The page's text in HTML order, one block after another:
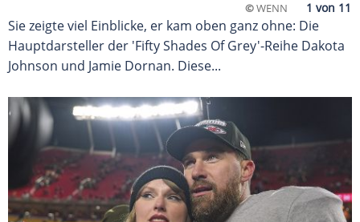
©WENN
Sie zeigte viel Einblicke, er kam oben ganz ohne: Die
Hauptdarsteller der 'Fifty Shades Of Grey'-Reihe Dakota
Johnson und Jamie Dornan. Diese...